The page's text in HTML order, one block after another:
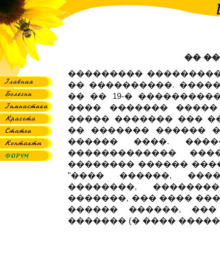
��
���������
�� ����������.
�� �� 19-�
���� �������
����� ������� ���
�� ������� ������
������ ����.
�������������
�������� ������
"���� ������,
��������,
�������, ��� ����
������ ������,
������� (� ����